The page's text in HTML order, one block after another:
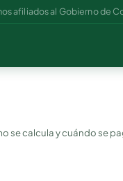
afiliados al Gobierno de
se calcula y cuándo se